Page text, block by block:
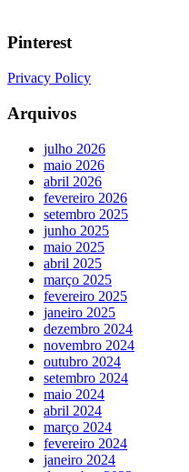
Pinterest
Privacy Policy
Arquivos
julho 2026
maio 2026
abril 2026
fevereiro 2026
setembro 2025
junho 2025
maio 2025
abril 2025
março 2025
fevereiro 2025
janeiro 2025
dezembro 2024
novembro 2024
outubro 2024
setembro 2024
maio 2024
abril 2024
março 2024
fevereiro 2024
janeiro 2024